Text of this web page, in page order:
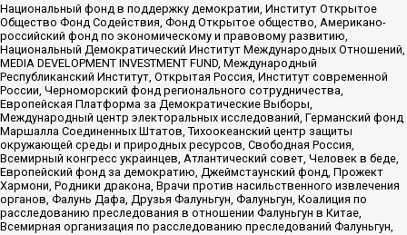
Национальный фонд в поддержку демократии, Институт Открытое
Общество Фонд Содействия, Фонд Открытое общество, Американо-
российский фонд по экономическому и правовому развитию,
Национальный Демократический Институт Международных Отношений,
MEDIA DEVELOPMENT INVESTMENT FUND, Международный
Республиканский Институт, Открытая Россия, Институт современной
России, Черноморский фонд регионального сотрудничества,
Европейская Платформа за Демократические Выборы,
Международный центр электоральных исследований, Германский фонд
Маршалла Соединенных Штатов, Тихоокеанский центр защиты
окружающей среды и природных ресурсов, Свободная Россия,
Всемирный конгресс украинцев, Атлантический совет, Человек в беде,
Европейский фонд за демократию, Джеймстаунский фонд, Прожект
Хармони, Родники дракона, Врачи против насильственного извлечения
органов, Фалунь Дафа, Друзья Фалуньгун, Фалуньгун, Коалиция по
расследованию преследования в отношении Фалуньгун в Китае,
Всемирная организация по расследованию преследований Фалуньгун,